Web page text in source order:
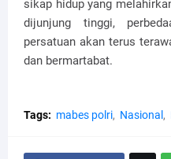
sikap hidup yang
dijunjung tinggi,
persatuan akan terus
dan bermartabat.
Tags: mabes polri Nasional